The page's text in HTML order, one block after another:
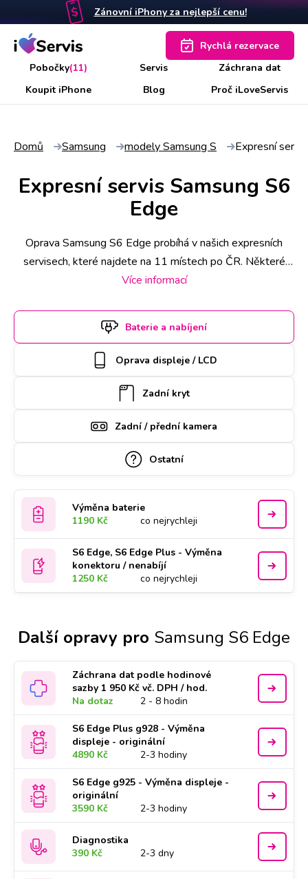
Zánovní iPhony za nejlepší cenu!
Pobočky(11) Servis
Záchrana dat
Koupit iPhone
Blog Proč iLoveServis
Rychlá rezervace
Domů Samsung modely Samsung S Expresní
Expresní servis Samsung S6
Edge
Oprava Samsung S6 Edge probíhá v našich expresních
servisech, které najdete na 11 místech po ČR. Některé
úkony stihneme už do 30 minut, náročnější však zaberou i
si termín a hodinu online. Samsung S6 Edge k opravě si u
vás také může vyzvednout náš kurýr, který vám ho poté
zaveze zpět. Kvalitu práce podtrhujeme doživotní zárukou a
za díly ručíme nadstandardně 2 roky.
Více informací
Baterie a nabíjení
Oprava displeje / LCD
Zadní kryt
Zadní / přední kamera
Ostatní
Výměna baterie
1190 Kč
co nejrychleji
S6 Edge, S6 Edge Plus - Výměna
konektoru / nenabíjí
1250 Kč
co nejrychleji
Další opravy pro Samsung S6 Edge
Záchrana dat podle hodinové
sazby 1 950 Kč vč. DPH / hod.
Na dotaz
2 - 8 hodin
S6 Edge Plus g928 - Výměna
displeje - originální
4890 Kč
2-3 hodiny
S6 Edge g925 - Výměna displeje -
originální
3590 Kč
2-3 hodiny
Diagnostika
390 Kč
2-3 dny